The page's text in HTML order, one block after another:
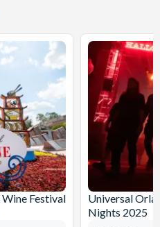
Festival
Universal
Nights 2025